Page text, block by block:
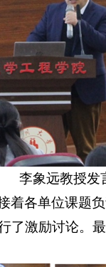
李象远教授发
着各单位课题
了激励讨论。